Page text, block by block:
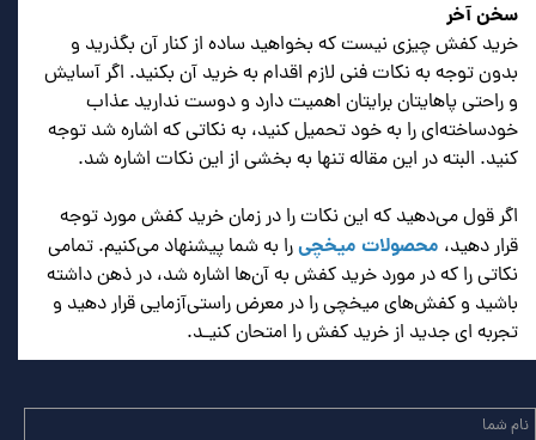
سخن آخر
خرید کفش چیزی نیست که بخواهید ساده از کنار آن بگذرید و
بدون توجه به نکات فنی لازم اقدام به خرید آن بکنید. اگر آسایش
و راحتی پاهایتان برایتان اهمیت دارد و دوست ندارید عذاب
خودساخته‌ای را به خود تحمیل کنید، به نکاتی که اشاره شد توجه
کنید. البته در این مقاله تنها به بخشی از این نکات اشاره شد.
اگر قول می‌دهید که این نکات را در زمان خرید کفش مورد توجه
قرار دهید، محصولات میخچیرا به شما پیشنهاد می‌کنیم. تمامی
نکاتی را که در مورد خرید کفش به آن‌ها اشاره شد، در ذهن داشته
باشید و کفش‌های میخچی را در معرض راستی‌آزمایی قرار دهید و
تجربه ای جدید از خرید کفش را امتحان کنیـد.